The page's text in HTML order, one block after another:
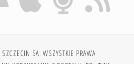
SA. WSZYSTKIE PRAWA